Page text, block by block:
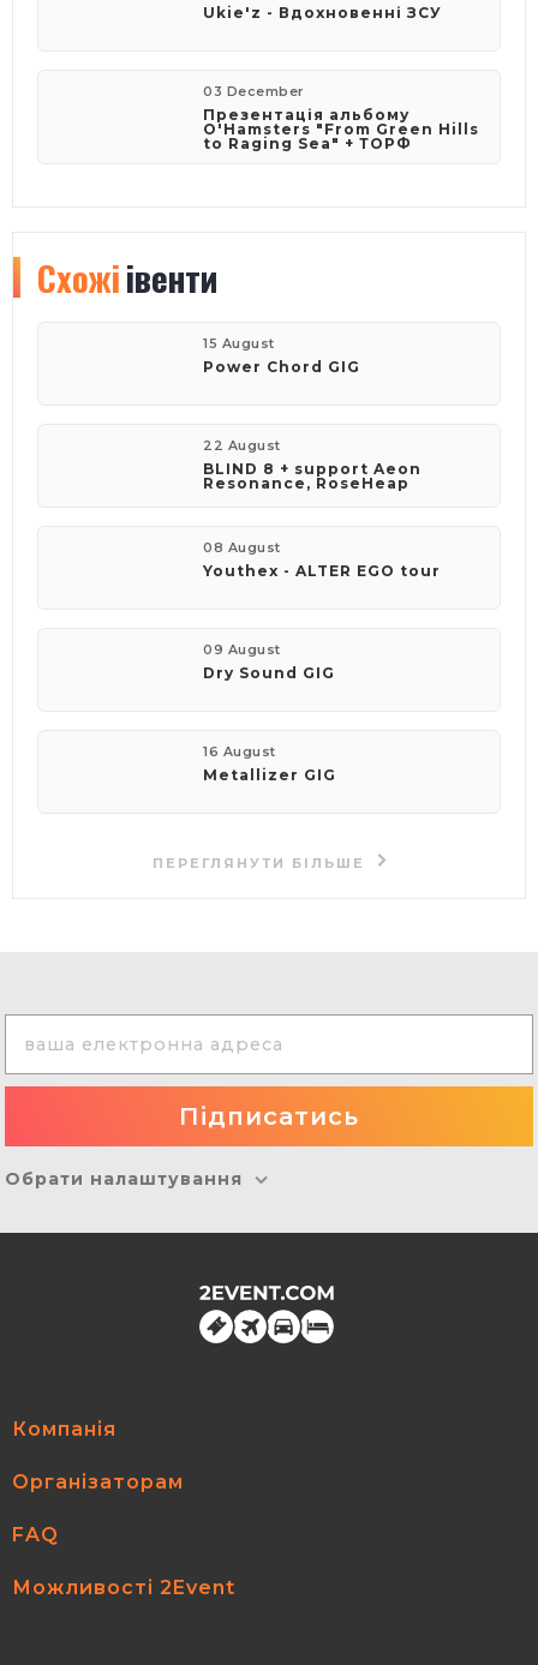
Ukie'z - Вдохновенні ЗСУ
03 December
Презентація альбому
O'Hamsters "From Green Hills
to Raging Sea" + ТОРФ
Схожіівенти
15 August
Power Chord GIG
22 August
BLIND 8 + support Aeon
Resonance, RoseHeap
08 August
Youthex - ALTER EGO tour
09 August
Dry Sound GIG
16 August
Metallizer GIG
ПЕРЕГЛЯНУТИ БІЛЬШЕ
Обрати налаштування
Компанія
Організаторам
FAQ
Можливості 2Event